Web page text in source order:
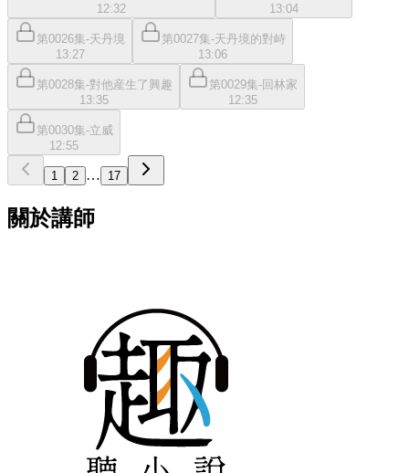
12:32
13:04
第0026集-天丹境
13:27
第0027集-天丹境的對峙
13:06
第0028集-對他産生了興趣
13:35
第0029集-回林家
12:35
第0030集-立威
12:55
1 2 … 17
關於講師